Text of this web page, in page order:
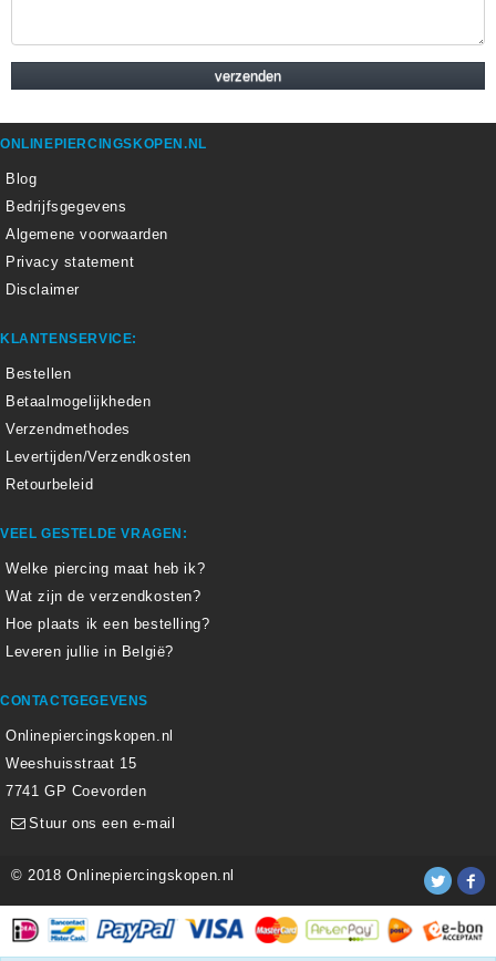
ONLINEPIERCINGSKOPEN.NL
Blog
Bedrijfsgegevens
Algemene voorwaarden
Privacy statement
Disclaimer
KLANTENSERVICE:
Bestellen
Betaalmogelijkheden
Verzendmethodes
Levertijden/Verzendkosten
Retourbeleid
VEEL GESTELDE VRAGEN:
Welke piercing maat heb ik?
Wat zijn de verzendkosten?
Hoe plaats ik een bestelling?
Leveren jullie in België?
CONTACTGEGEVENS
Onlinepiercingskopen.nl
Weeshuisstraat 15
7741 GP Coevorden
Stuur ons een e-mail
© 2018 Onlinepiercingskopen.nl